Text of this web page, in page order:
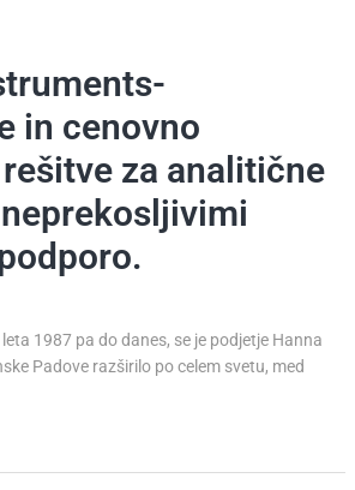
in cenovno
za analitične
1987 pa do danes, se je podjetje Hanna
Padove razširilo po celem svetu, med